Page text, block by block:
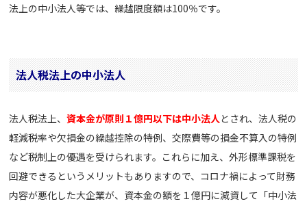
法上の中小法人等では、繰越限度額は100％です。
法人税法上の中小法人
法人税法上、資本金が原則１億円以下は中小法人とされ、法人税の
軽減税率や欠損金の繰越控除の特例、交際費等の損金不算入の特例
など税制上の優遇を受けられます。これらに加え、外形標準課税を
回避できるというメリットもありますので、コロナ禍によって財務
内容が悪化した大企業が、資本金の額を１億円に減資して「中小法